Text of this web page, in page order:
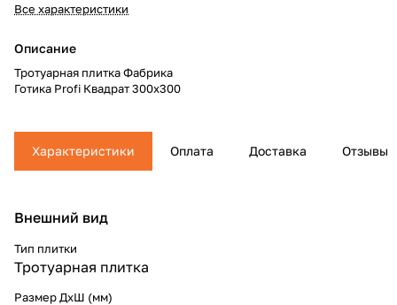
Все характеристики
Описание
Тротуарная плитка Фабрика
Готика Profi Квадрат 300x300
Характеристики Оплата Доставка Отзывы
Внешний вид
Тип плитки
Тротуарная плитка
Размер ДхШ (мм)